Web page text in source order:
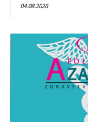
04.08.2026